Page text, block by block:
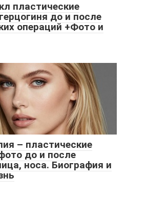
пластические
до и после
операций +Фото и
– пластические
до и после
носа. Биография и